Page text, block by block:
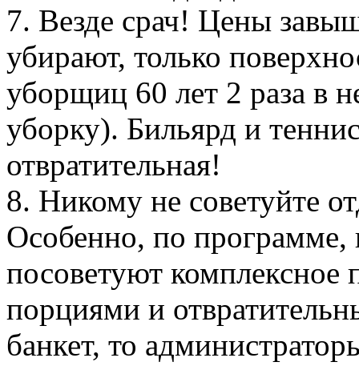
7. Везде срач! Цены
убирают, только
уборщиц 60 лет 2 раза в
уборку). Бильярд и
отвратительная!
8. Никому не советуйте
Особенно, по
посоветуют комплексное
порциями и
банкет, то